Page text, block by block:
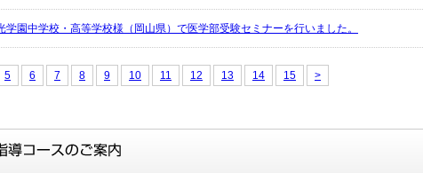
学園中学校・高等学校様（岡山県）で医学部受験セミナーを行いました。
5 6 7 8 9 10 11 12 13 14 15 >